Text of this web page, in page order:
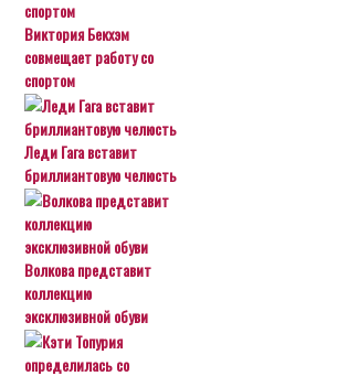
Виктория Бекхэм
совмещает работу со
спортом
Леди Гага вставит
бриллиантовую челюсть
Волкова представит
коллекцию
эксклюзивной обуви